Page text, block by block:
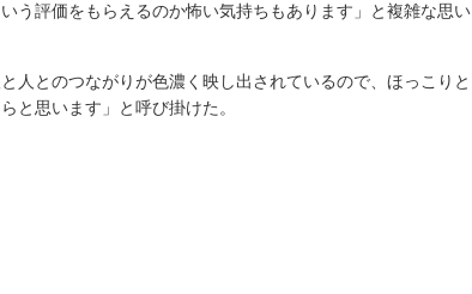
う評価をもらえるのか怖い気持ちもあります」と複雑な思い
人とのつながりが色濃く映し出されているので、ほっこりと
と思います」と呼び掛けた。